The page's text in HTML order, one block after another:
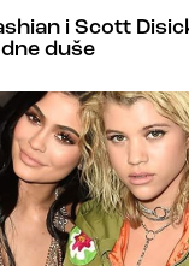
i Scott
duše